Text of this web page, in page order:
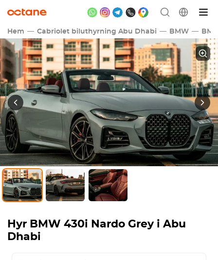
Hem Cabriolet biluthyrning Abu Dhabi BMW
Hyr BMW 430i Nardo Greyi Abu
Dhabi